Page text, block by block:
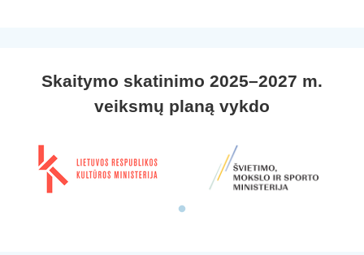
Skaitymo skatinimo 2025–2027 m.
veiksmų planą vykdo